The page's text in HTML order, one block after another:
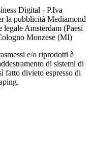
Digital - P.Iva
la pubblicità Mediamond
Amsterdam (Paesi
Monzese (MI)
e/o riprodotti è
di sistemi di
fatto divieto espresso di